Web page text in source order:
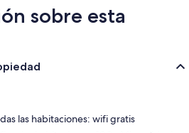
sobre esta
las habitaciones: wifi gratis